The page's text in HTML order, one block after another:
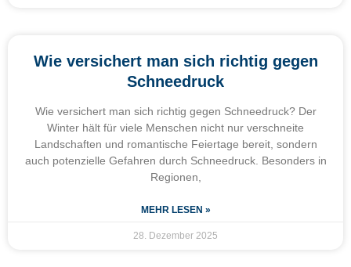
Wie versichert man sich richtig gegen
Schneedruck
Wie versichert man sich richtig gegen Schneedruck? Der
Winter hält für viele Menschen nicht nur verschneite
Landschaften und romantische Feiertage bereit, sondern
auch potenzielle Gefahren durch Schneedruck. Besonders in
Regionen,
MEHR LESEN »
28. Dezember 2025